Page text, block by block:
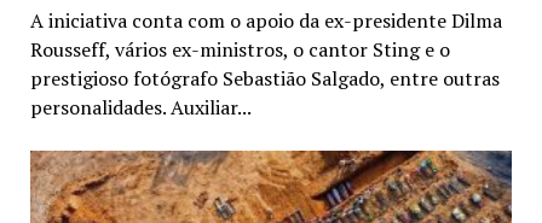
A iniciativa conta com o apoio da ex-presidente Dilma
Rousseff, vários ex-ministros, o cantor Sting e o
prestigioso fotógrafo Sebastião Salgado, entre outras
personalidades. Auxiliar...